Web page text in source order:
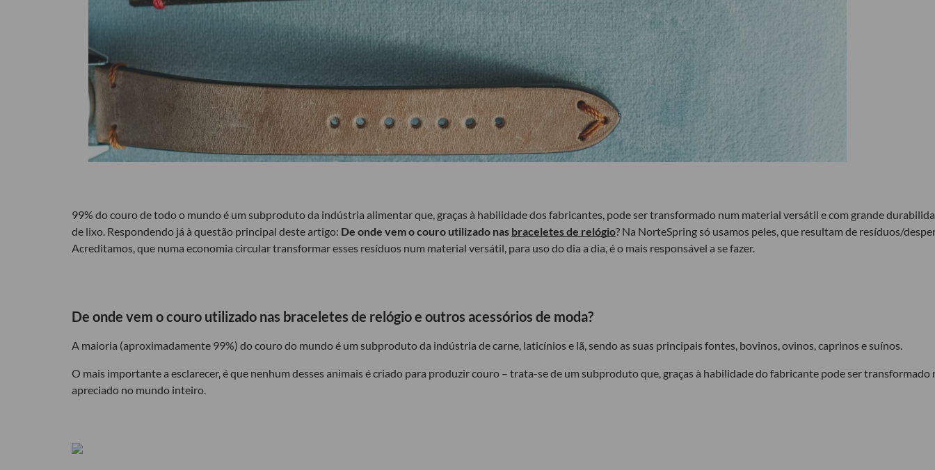
99% do couro de todo o mundo é um subproduto da indústria alimentar que, graças à habilidade dos fabricantes, pode ser transformado num material versátil e com grande
de lixo. Respondendo já à questão principal deste artigo: De onde vem o couro utilizado nas braceletes de relógio? Na NorteSpring só usamos peles, que resultam de resíduos/
Acreditamos, que numa economia circular transformar esses resíduos num material versátil, para uso do dia a dia, é o mais responsável a se fazer.
De onde vem o couro utilizado nas braceletes de relógio e outros acessórios de moda?
A maioria (aproximadamente 99%) do couro do mundo é um subproduto da indústria de carne, laticínios e lã, sendo as suas principais fontes, bovinos, ovinos, caprinos e suínos.
O mais importante a esclarecer, é que nenhum desses animais é criado para produzir couro – trata-se de um subproduto que, graças à habilidade do fabricante pode ser
apreciado no mundo inteiro.